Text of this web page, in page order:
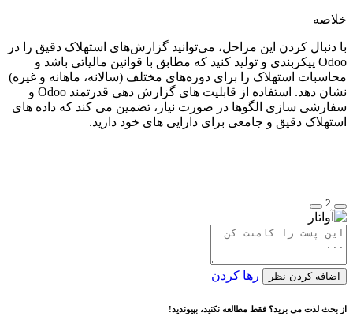
خلاصه
با دنبال کردن این مراحل، می‌توانید گزارش‌های استهلاک دقیق را در
Odoo پیکربندی و تولید کنید که مطابق با قوانین مالیاتی باشد و
محاسبات استهلاک را برای دوره‌های مختلف (سالانه، ماهانه و غیره)
نشان دهد. استفاده از قابلیت های گزارش دهی قدرتمند Odoo و
سفارشی سازی الگوها در صورت نیاز، تضمین می کند که داده های
استهلاک دقیق و جامعی برای دارایی های خود دارید.
2
اضافه کردن نظر رها کردن
از بحث لذت می برید؟ فقط مطالعه نکنید، بپیوندید!